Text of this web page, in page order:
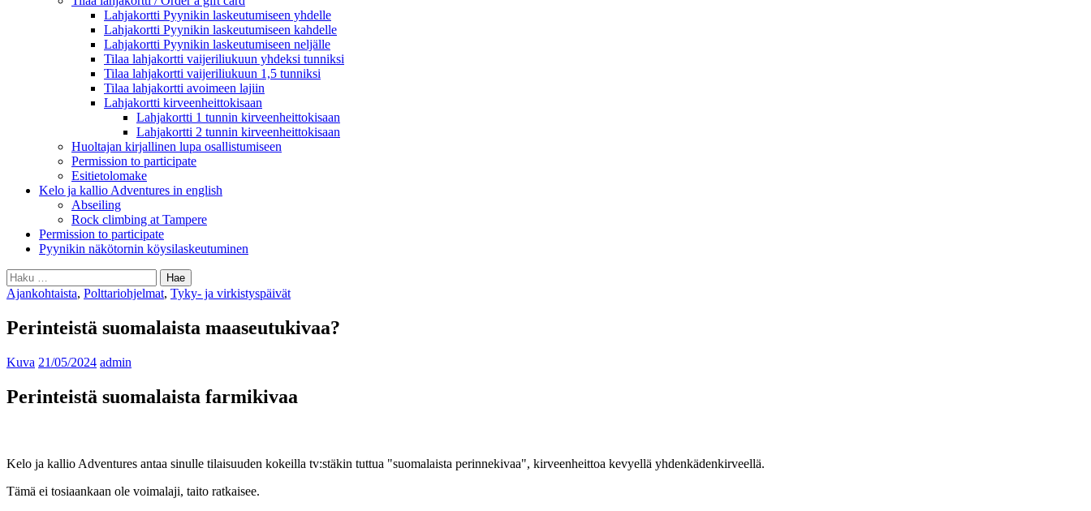
Lahjakortti Pyynikin laskeutumiseen yhdelle
Lahjakortti Pyynikin laskeutumiseen kahdelle
Lahjakortti Pyynikin laskeutumiseen neljälle
Tilaa lahjakortti vaijeriliukuun yhdeksi tunniksi
Tilaa lahjakortti vaijeriliukuun 1,5 tunniksi
Tilaa lahjakortti avoimeen lajiin
Lahjakortti kirveenheittokisaan
Lahjakortti 1 tunnin kirveenheittokisaan
Lahjakortti 2 tunnin kirveenheittokisaan
Huoltajan kirjallinen lupa osallistumiseen
Permission to participate
Esitietolomake
Kelo ja kallio Adventures in english
Abseiling
Rock climbing at Tampere
Permission to participate
Pyynikin näkötornin köysilaskeutuminen
Haku:
Ajankohtaista, Polttariohjelmat, Tyky- ja virkistyspäivät
Perinteistä suomalaista maaseutukivaa?
Kuva 21/05/2024 admin
Perinteistä suomalaista farmikivaa
Kelo ja kallio Adventures antaa sinulle tilaisuuden kokeilla tv:stäkin tuttua "suomalaista perinnekivaa", kirveenheittoa kevyellä yhdenkädenkirveellä.
Tämä ei tosiaankaan ole voimalaji, taito ratkaisee.